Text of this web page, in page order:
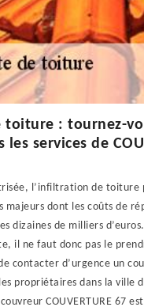
: tournez-
les services de
l’infiltration de toiture
majeurs dont les coûts de
dizaines de milliers
il ne faut donc pas le
contacter d’urgence un
propriétaires dans la ville
COUVERTURE 67